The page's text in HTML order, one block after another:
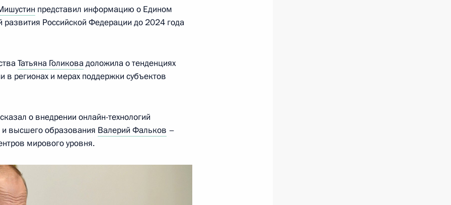
Безопасности
Ново-Огарёво
1
Ново-Огарёво
представил информацию о Едином
Российской Федерации до 2024 года
Татьяна Голиковадоложила о тенденциях
в регионах и мерах поддержки субъектов
о внедрении онлайн-технологий
высшего образования Валерий Фальков –
мирового уровня.